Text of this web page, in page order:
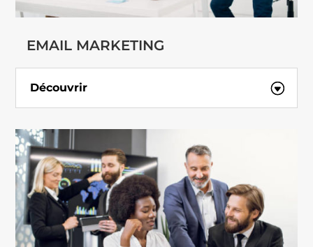
EMAIL MARKETING
Découvrir